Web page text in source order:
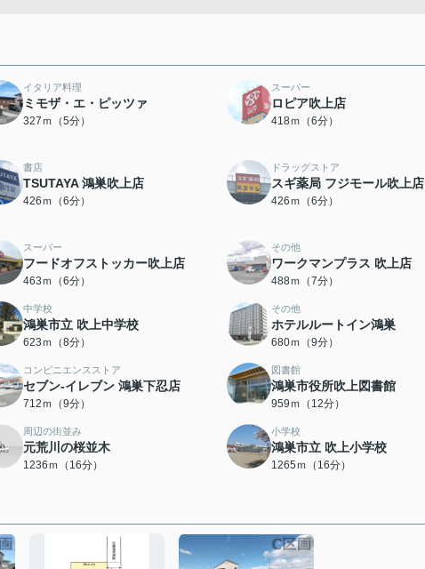
イタリア料理
ミモザ・エ・ピッツァ
327ｍ（5分）
スーパー
ロピア吹上店
418ｍ（6分）
書店
TSUTAYA 鴻巣吹上店
426ｍ（6分）
ドラッグストア
スギ薬局 フジモール吹上店
426ｍ（6分）
スーパー
フードオフストッカー吹上店
463ｍ（6分）
その他
ワークマンプラス 吹上店
488ｍ（7分）
中学校
鴻巣市立 吹上中学校
623ｍ（8分）
その他
ホテルルートイン鴻巣
680ｍ（9分）
コンビニエンスストア
セブン-イレブン 鴻巣下忍店
712ｍ（9分）
図書館
鴻巣市役所吹上図書館
959ｍ（12分）
周辺の街並み
元荒川の桜並木
1236ｍ（16分）
小学校
鴻巣市立 吹上小学校
1265ｍ（16分）